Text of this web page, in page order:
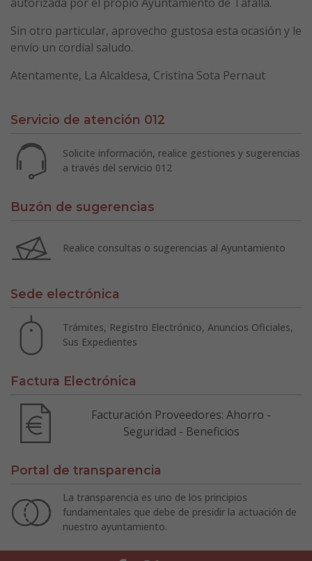
Sin otro particular, aprovecho gustosa esta ocasión y le
envío un cordial saludo.
Atentamente, La Alcaldesa, Cristina Sota Pernaut
Servicio de atención 012
Solicite información, realice gestiones y sugerencias
a través del servicio 012
Buzón de sugerencias
Realice consultas o sugerencias al Ayuntamiento
Sede electrónica
Trámites, Registro Electrónico, Anuncios Oficiales,
Sus Expedientes
Factura Electrónica
Facturación Proveedores: Ahorro -
Seguridad - Beneficios
Portal de transparencia
La transparencia es uno de los principios
fundamentales que debe de presidir la actuación de
nuestro ayuntamiento.